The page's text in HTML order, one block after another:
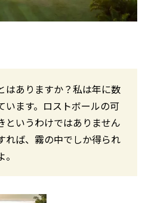
はありますか？私は年に数
います。ロストボールの可
というわけではありません
れば、霧の中でしか得られ